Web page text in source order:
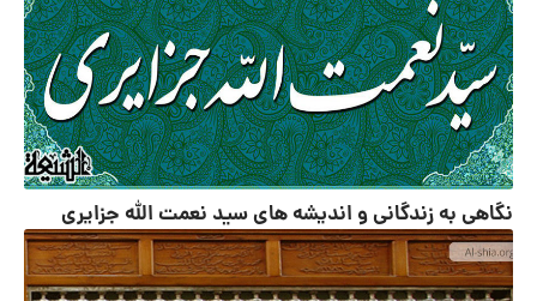
نگاهی به زندگانی و اندیشه های سید نعمت الله جزایری